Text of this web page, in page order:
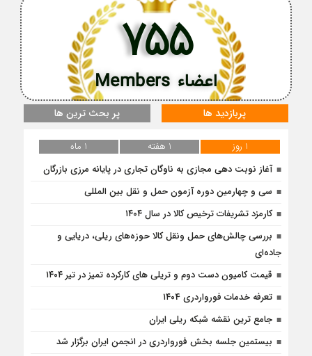
اعضاء Members
755
پربازدید ها پر بحث ترین ها
1 روز 1 هفته
1 ماه
آغاز نوبت دهی مجازی به ناوگان تجاری در پایانه مرزی بازرگان
سی و چهارمین دوره آزمون حمل و نقل بین المللی
کارمزد تشریفات ترخیص کالا در سال ۱۴۰۴
بررسی چالش‌های حمل ونقل کالا حوزه‌های ریلی، دریایی و
جاده‌ای
قیمت کامیون دست دوم و تریلی‌ های کارکرده تمیز در تیر ۱۴۰۴
تعرفه خدمات فورواردری ۱۴۰4
جامع ترین نقشه شبکه ریلی ایران
بیستمین جلسه بخش فورواردری در انجمن ایران برگزار شد